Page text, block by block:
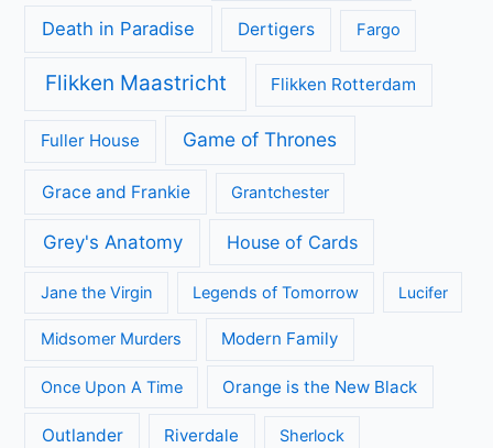
Death in Paradise Dertigers Fargo
Flikken Maastricht Flikken Rotterdam
Fuller House Game of Thrones
Grace and Frankie Grantchester
Grey's Anatomy House of Cards
Jane the Virgin Legends of Tomorrow Lucifer
Midsomer Murders Modern Family
Once Upon A Time Orange is the New Black
Outlander Riverdale Sherlock